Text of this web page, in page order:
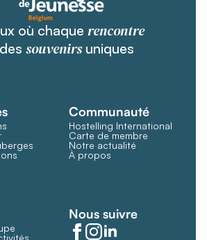
où chaque rencontre
souvenirsuniques
Communauté
Hostelling International
Carte de membre
Notre actualité
À propos
Nous suivre